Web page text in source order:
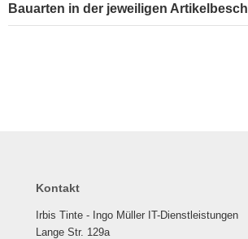
Bauarten in der jeweiligen
Kontakt
Irbis Tinte - Ingo Müller IT-Dienstleistungen
Lange Str. 129a